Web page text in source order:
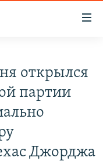
открылся
партии
Джорджа